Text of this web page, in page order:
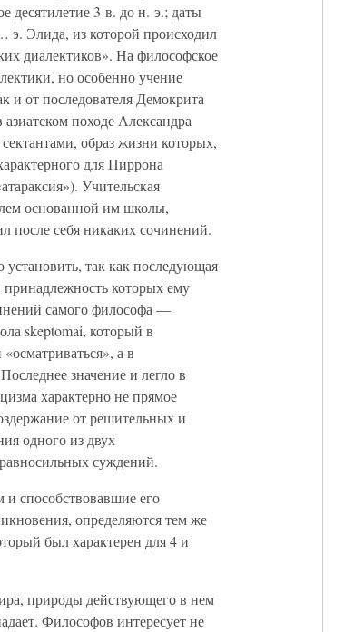
десятилетие 3 в. до н. э.; даты
э. Элида, из которой происходил
диалектиков». На философское
но особенно учение
и от последователя Демокрита
походе Александра
образ жизни которых,
для Пиррона
Учительская
основанной им школы,
после себя никаких сочинений.
так как последующая
которых ему
самого философа —
skeptomai, который в
а в
значение и легло в
характерно не прямое
от решительных и
одного из двух
суждений.
способствовавшие его
определяются тем же
был характерен для 4 и
природы действующего в нем
Философов интересует не